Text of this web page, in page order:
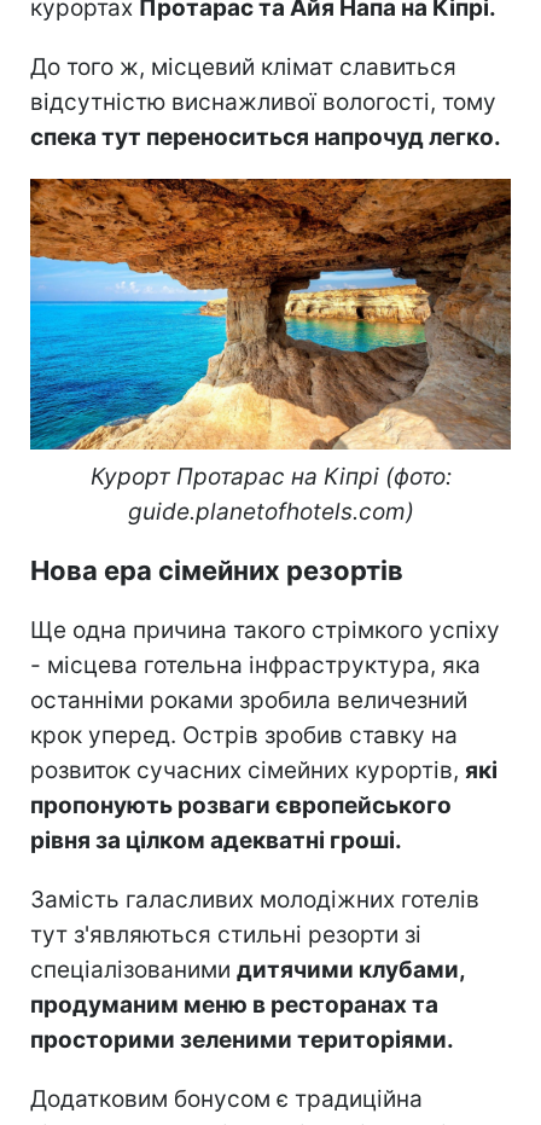
курортах Протарас та Айя Напа на Кіпрі.
До того ж, місцевий клімат славиться
відсутністю виснажливої вологості, тому
спека тут переноситься напрочуд легко.
Курорт Протарас на Кіпрі (фото:
guide.planetofhotels.com)
Нова ера сімейних резортів
Ще одна причина такого стрімкого успіху
- місцева готельна інфраструктура, яка
останніми роками зробила величезний
крок уперед. Острів зробив ставку на
розвиток сучасних сімейних курортів, які
пропонують розваги європейського
рівня за цілком адекватні гроші.
Замість галасливих молодіжних готелів
тут з'являються стильні резорти зі
спеціалізованими дитячими клубами,
продуманим меню в ресторанах та
просторими зеленими територіями.
Додатковим бонусом є традиційна